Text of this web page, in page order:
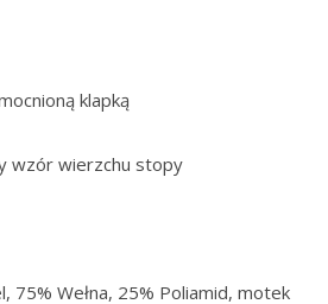
klapką
wzór wierzchu stopy
75% Wełna, 25% Poliamid, motek